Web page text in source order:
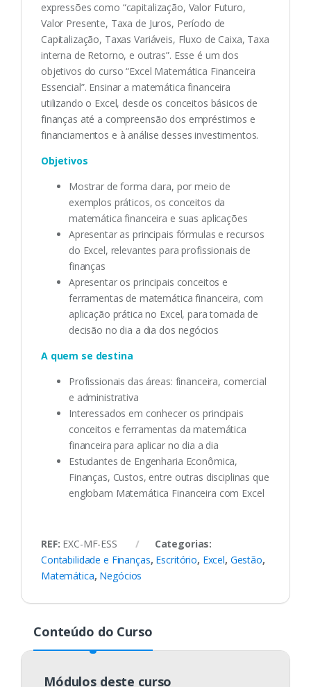
expressões como “capitalização, Valor Futuro,
Valor Presente, Taxa de Juros, Período de
Capitalização, Taxas Variáveis, Fluxo de Caixa, Taxa
interna de Retorno, e outras”. Esse é um dos
objetivos do curso “Excel Matemática Financeira
Essencial”. Ensinar a matemática financeira
utilizando o Excel, desde os conceitos básicos de
finanças até a compreensão dos empréstimos e
financiamentos e à análise desses investimentos.
Objetivos
Mostrar de forma clara, por meio de
exemplos práticos, os conceitos da
matemática financeira e suas aplicações
Apresentar as principais fórmulas e recursos
do Excel, relevantes para profissionais de
finanças
Apresentar os principais conceitos e
ferramentas de matemática financeira, com
aplicação prática no Excel, para tomada de
decisão no dia a dia dos negócios
A quem se destina
Profissionais das áreas: financeira, comercial
e administrativa
Interessados em conhecer os principais
conceitos e ferramentas da matemática
financeira para aplicar no dia a dia
Estudantes de Engenharia Econômica,
Finanças, Custos, entre outras disciplinas que
englobam Matemática Financeira com Excel
REF: EXC-MF-ESS
Categorias:
Contabilidade e Finanças, Escritório, Excel, Gestão,
Matemática, Negócios
Conteúdo do Curso
Módulos deste curso